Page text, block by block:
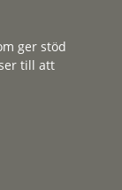
ger stöd
till att